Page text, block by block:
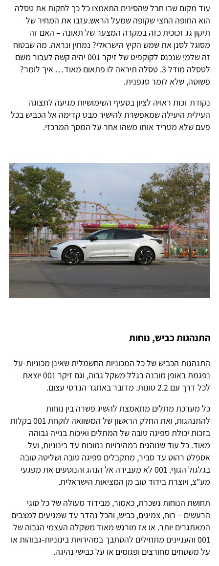
עוד מקום שבו חבל שהסינים התאמצו כל כך לחקות את טסלה
הוא החופה החצי שקופה שמעל הראש.עזבו את המחיר של
תיקון גג זכוכית כזה במקרה המצער של תאונה – האם זה
מסוגל לסנן את שמש הקיץ הישראלי? נמתין ונראה. מה שבטוח
זה שלמי שנכנס לקוקפיט של זיקר 001 יהיה קשה לעבור משם
לטסלה מודל 3. טסלה תיראה לו פתאום מאוד… איך לומר?
פשוטה, שלא לומר סגפנית.
נקודת זכות ראויה לציון בסעיף השימושיות מגיעה לתצוגה
העילית היעילה שמאפשרת להישיר מבט קדימה אל הכביש בכל
פעם שלא מטריד אותו משהו אחר על המסך המרכזי.
התנהגות כביש, נוחות
התנהגות הכביש של כל המכוניות החשמלית שאינן מכוניות-על
נפגמת באופן מובנה בגלל משקל גבוה, וגם זיקר 001 יוצאת
לכל דרך עם 2.2 טונות. מדובר באתגר הנדסי עצום.
כל מערכת מתלים מתאמצת להשיג פשרה בין נוחות
להתנהגות, ואת החלק הראשון של המשוואה לוקחת 001 בקלות
בזכות יכולת ספיגה טובה של המתלים ואיכות בנייה גבוהה
מאוד. כל עוד שנוהגים במהירויות נמוכות עד בינוניות, ועל
אספלט רהוט עד סביר, מתקבלים ספיגה טובה ושליטה טובה
בגלגול הגוף. 001 לא מעבירה אל הנהג והנוסעים את מפגעי
מע"צ, ויוצרת בידוד טוב מן המציאות הישראלית.
תחושת הנוחות נשכרת, כאמור, מבידוד מעולה של כל סוגי
הרעשים – רוח, צמיגים, כביש, והכל נהדר עד שמגיעים למצבים
המאתגרים יותר. או אז מורגש מאוד משקלה העצמי הגבוה של
001 והעניינים מתחילים להסתבך במהירויות בינוניות-גבוהות או
על משטחים מחורצים ופגומים או על כבישי נהיגה.